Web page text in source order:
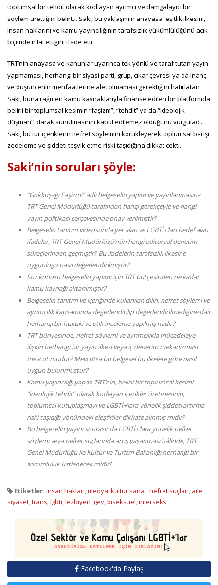
toplumsal bir tehdit olarak kodlayan ayrımcı ve damgalayıcı bir
söylem ürettiğini belirtti. Saki, bu yaklaşımın anayasal eşitlik ilkesini,
insan haklarını ve kamu yayıncılığının tarafsızlık yükümlülüğünü açık
biçimde ihlal ettiğini ifade etti.
TRT’nin anayasa ve kanunlar uyarınca tek yönlü ve taraf tutan yayın
yapmaması, herhangi bir siyasi parti, grup, çıkar çevresi ya da inanç
ve düşüncenin menfaatlerine alet olmaması gerektiğini hatırlatan
Saki, buna rağmen kamu kaynaklarıyla finanse edilen bir platformda
belirli bir toplumsal kesimin “faşizm”, “tehdit” ya da “ideolojik
düşman” olarak sunulmasının kabul edilemez olduğunu vurguladı.
Saki, bu tür içeriklerin nefret söylemini körükleyerek toplumsal barışı
zedeleme ve şiddeti teşvik etme riski taşıdığına dikkat çekti.
Saki’nin soruları şöyle:
“Gökkuşağı Faşizmi” adlı belgeselin yapım ve yayınlanmasına
TRT Genel Müdürlüğü tarafından hangi gerekçeyle ve hangi
yayın politikası çerçevesinde onay verilmiştir?
Belgeselin tanıtım videosunda yer alan ve LGBTİ+’ları hedef alan
ifadeler, TRT Genel Müdürlüğü’nün hangi editoryal denetim
süreçlerinden geçmiştir? Bu ifadelerin tarafsızlık ilkesine
uygunluğu nasıl değerlendirilmiştir?
Söz konusu belgeselin yapımı için TRT bütçesinden ne kadar
kamu kaynağı aktarılmıştır?
Belgeselin tanıtım ve içeriğinde kullanılan dilin, nefret söylemi ve
ayrımcılık kapsamında değerlendirilip değerlendirilmediğine dair
herhangi bir hukuki ve etik inceleme yapılmış mıdır?
TRT bünyesinde, nefret söylemi ve ayrımcılıkla mücadeleye
ilişkin herhangi bir yayın ilkesi veya iç denetim mekanizması
mevcut mudur? Mevcutsa bu belgesel bu ilkelere göre nasıl
uygun bulunmuştur?
Kamu yayıncılığı yapan TRT’nin, belirli bir toplumsal kesimi
“ideolojik tehdit” olarak kodlayan içerikler üretmesinin,
toplumsal kutuplaşmayı ve LGBTİ+’lara yönelik şiddeti artırma
riski taşıdığı yönündeki eleştiriler dikkate alınmış mıdır?
Bu belgeselin yayını sonrasında LGBTİ+’lara yönelik nefret
söylemi veya nefret suçlarında artış yaşanması hâlinde, TRT
Genel Müdürlüğü ile Kültür ve Turizm Bakanlığı herhangi bir
sorumluluk üstlenecek midir?
Etiketler: insan hakları,medya,kültür sanat,nefret suçları, aile,
siyaset,trans,lgbti,lezbiyen, gey,biseksüel,interseks
Facebook'da Paylaş